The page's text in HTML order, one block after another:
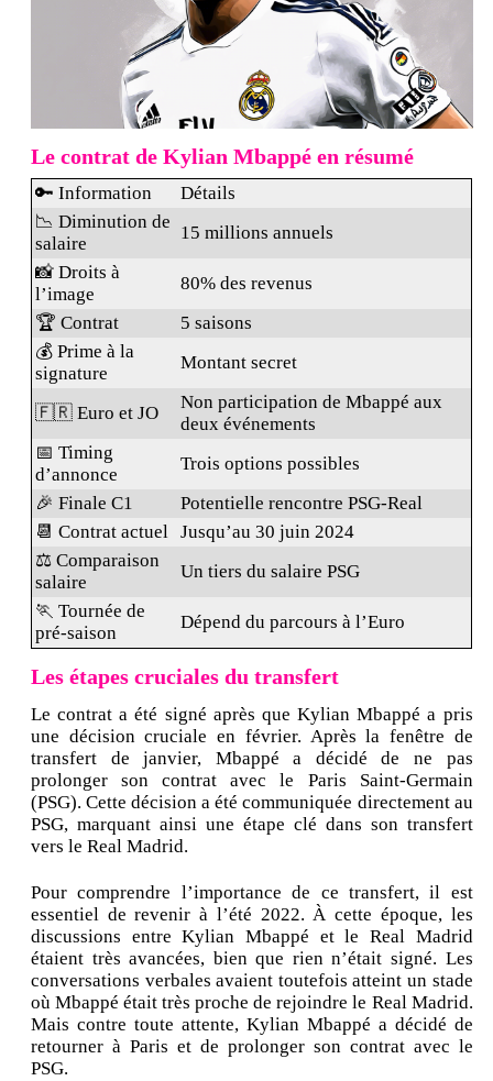
Le contrat de Kylian Mbappé en résumé
🔑 Information
Détails
📉 Diminution de
salaire
15 millions annuels
📸 Droits à
l’image
80% des revenus
🏆 Contrat
5 saisons
💰 Prime à la
signature
Montant secret
🇫🇷 Euro et JO
Non participation de Mbappé aux
deux événements
📅 Timing
d’annonce
Trois options possibles
🎉 Finale C1
Potentielle rencontre PSG-Real
📆 Contrat actuel
Jusqu’au 30 juin 2024
⚖️ Comparaison
salaire
Un tiers du salaire PSG
🏃 Tournée de
pré-saison
Dépend du parcours à l’Euro
Les étapes cruciales du transfert
Le contrat a été signé après que Kylian Mbappé a pris
une décision cruciale en février. Après la fenêtre de
transfert de janvier, Mbappé a décidé de ne pas
prolonger son contrat avec le Paris Saint-Germain
(PSG). Cette décision a été communiquée directement au
PSG, marquant ainsi une étape clé dans son transfert
vers le Real Madrid.
Pour comprendre l’importance de ce transfert, il est
essentiel de revenir à l’été 2022. À cette époque, les
discussions entre Kylian Mbappé et le Real Madrid
étaient très avancées, bien que rien n’était signé. Les
conversations verbales avaient toutefois atteint un stade
où Mbappé était très proche de rejoindre le Real Madrid.
Mais contre toute attente, Kylian Mbappé a décidé de
retourner à Paris et de prolonger son contrat avec le
PSG.